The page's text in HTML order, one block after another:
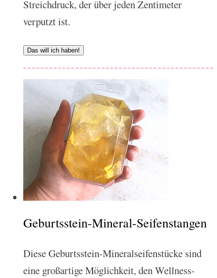
Streichdruck, der über jeden Zentimeter
verputzt ist.
Das will ich haben!
Geburtsstein-Mineral-Seifenstangen
Diese Geburtsstein-Mineralseifenstücke sind
eine großartige Möglichkeit, den Wellness-